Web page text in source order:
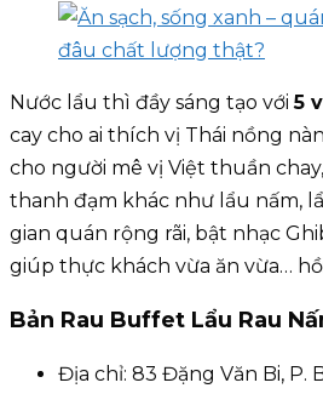
Nước lẩu thì đầy sáng tạo với5
cay cho ai thích vị Thái nồng
cho người mê vị Việt thuần
thanh đạm khác như lẩu nấm,
gian quán rộng rãi, bật nhạc
giúp thực khách vừa ăn vừa…
Bản Rau Buffet Lẩu Rau
Địa chỉ: 83 Đặng Văn Bi, P.